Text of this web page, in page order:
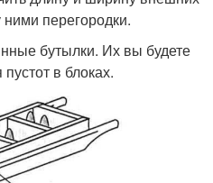
перегородки.
бутылки. Их вы будете
в блоках.